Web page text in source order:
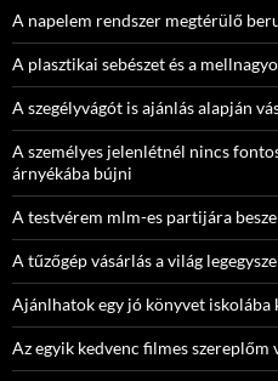
A napelem rendszer megtérülő
A plasztikai sebészet és a
A szegélyvágót is ajánlás alapján
A személyes jelenlétnél nincs
árnyékába bújni
A testvérem mlm-es partijára
A tűzőgép vásárlás a világ
Ajánlhatok egy jó könyvet iskolába
Az egyik kedvenc filmes szereplőm